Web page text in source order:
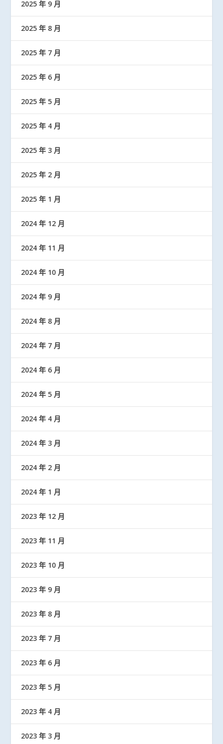
2025 年 9 月
2025 年 8 月
2025 年 7 月
2025 年 6 月
2025 年 5 月
2025 年 4 月
2025 年 3 月
2025 年 2 月
2025 年 1 月
2024 年 12 月
2024 年 11 月
2024 年 10 月
2024 年 9 月
2024 年 8 月
2024 年 7 月
2024 年 6 月
2024 年 5 月
2024 年 4 月
2024 年 3 月
2024 年 2 月
2024 年 1 月
2023 年 12 月
2023 年 11 月
2023 年 10 月
2023 年 9 月
2023 年 8 月
2023 年 7 月
2023 年 6 月
2023 年 5 月
2023 年 4 月
2023 年 3 月